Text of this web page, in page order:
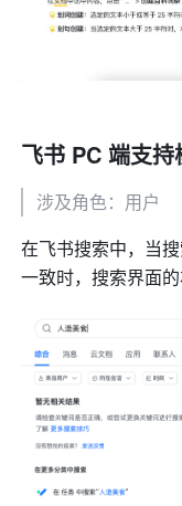
飞书 PC 端支
涉及角色：用户
在飞书搜索中，当
一致时，搜索界面